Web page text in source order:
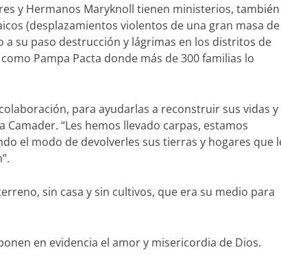
y Hermanos Maryknoll tienen ministerios,
(desplazamientos violentos de una gran masa de
a su paso destrucción y lágrimas en los distritos de
Pampa Pacta donde más de 300 familias lo
para ayudarlas a reconstruir sus vidas y
“Les hemos llevado carpas, estamos
el modo de devolverles sus tierras y hogares que
sin casa y sin cultivos, que era su medio para
en evidencia el amor y misericordia de Dios.